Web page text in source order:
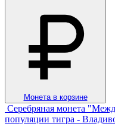
Монета в корзине
Серебряная монета
популяции тигра -